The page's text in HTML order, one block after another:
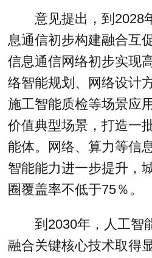
意见提出，到2028
息通信初步构建融合互
信息通信网络初步实现
络智能规划、网络设计
施工智能质检等场景应
价值典型场景，打造一
能体。网络、算力等信
智能能力进一步提升，
圈覆盖率不低于75％。
到2030年，人工智
融合关键核心技术取得